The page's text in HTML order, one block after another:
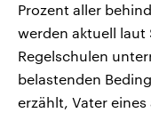
Prozent aller
werden aktuell
Regelschulen
belastenden
erzählt, Vater